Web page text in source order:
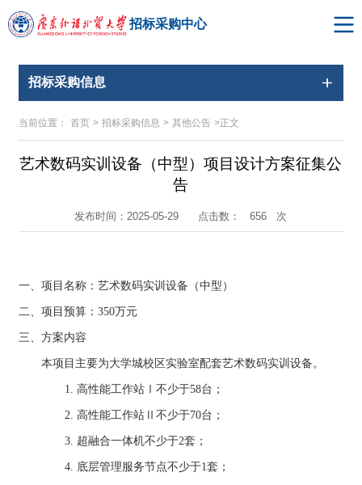
招标采购中心
招标采购信息
当前位置： 首页 > 招标采购信息 > 其他公告 >正文
艺术数码实训设备（中型）项目设计方案征集公
告
发布时间：2025-05-29 点击数： 656 次
一、项目名称：艺术数码实训设备（中型）
二、项目预算：350万元
三、方案内容
本项目主要为大学城校区实验室配套艺术数码实训设备。
1.高性能工作站 Ⅰ不少于58台；
2.高性能工作站 Ⅱ不少于70台；
3. 超融合一体机不少于2套；
4. 底层管理服务节点不少于1套；